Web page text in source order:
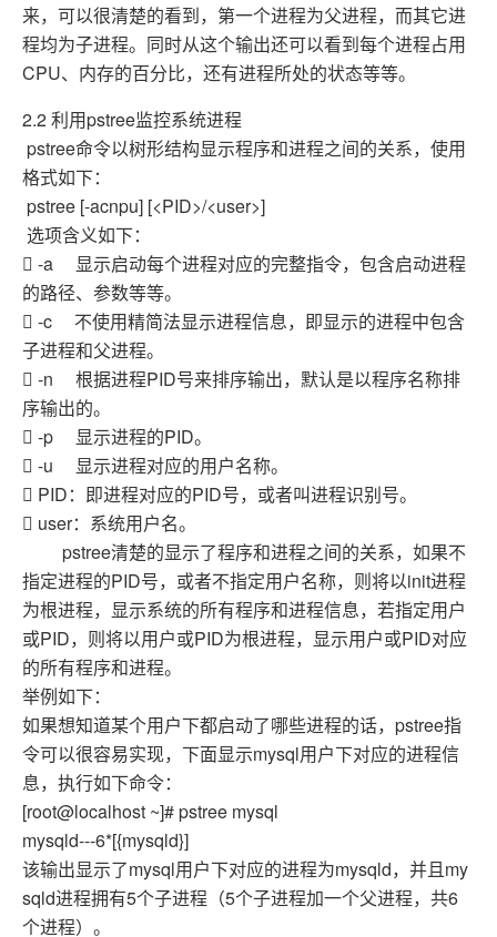
来，可以很清楚的看到，第一个进程为父进程，而其它进
程均为子进程。同时从这个输出还可以看到每个进程占用
CPU、内存的百分比，还有进程所处的状态等等。
2.2 利用pstree监控系统进程
pstree命令以树形结构显示程序和进程之间的关系，使用
格式如下：
pstree [-acnpu] [<PID>/<user>]
选项含义如下：
 -a 显示启动每个进程对应的完整指令，包含启动进程
的路径、参数等等。
 -c 不使用精简法显示进程信息，即显示的进程中包含
子进程和父进程。
 -n 根据进程PID号来排序输出，默认是以程序名称排
序输出的。
 -p 显示进程的PID。
 -u 显示进程对应的用户名称。
 PID：即进程对应的PID号，或者叫进程识别号。
 user：系统用户名。
pstree清楚的显示了程序和进程之间的关系，如果不
指定进程的PID号，或者不指定用户名称，则将以init进程
为根进程，显示系统的所有程序和进程信息，若指定用户
或PID，则将以用户或PID为根进程，显示用户或PID对应
的所有程序和进程。
举例如下：
如果想知道某个用户下都启动了哪些进程的话，pstree指
令可以很容易实现，下面显示mysql用户下对应的进程信
息，执行如下命令：
[root@localhost ~]# pstree mysql
mysqld---6*[{mysqld}]
该输出显示了mysql用户下对应的进程为mysqld，并且my
sqld进程拥有5个子进程（5个子进程加一个父进程，共6
个进程）。